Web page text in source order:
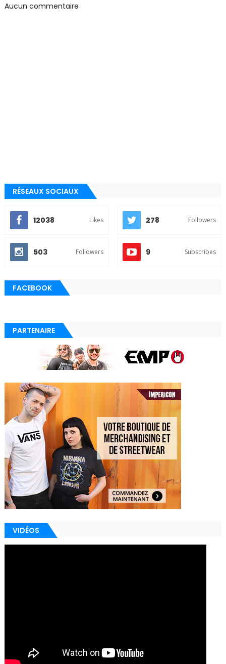
Aucun commentaire
RÉSEAUX SOCIAUX
12038 Likes 278 Followers
503 Followers 9 Subscribes
FACEBOOK
PARTENAIRE
VIDÉOS